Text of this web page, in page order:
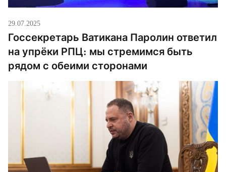
29.07.2025
Госсекретарь Ватикана Паролин ответил
на упрёки РПЦ: мы стремимся быть
рядом с обеими сторонами